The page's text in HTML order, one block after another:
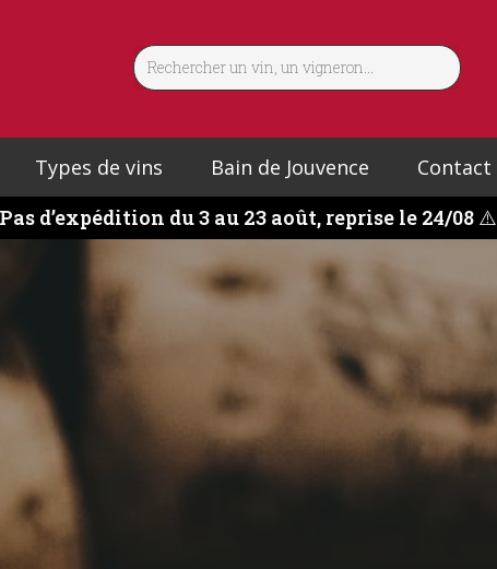
Types de vins Bain de Jouvence Contact
Pas d’expédition du 3 au 23 août, reprise le 24/08⚠️